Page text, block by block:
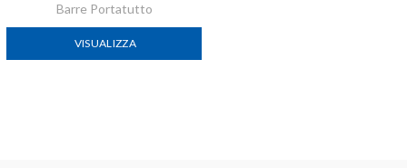
Barre Portatutto
VISUALIZZA